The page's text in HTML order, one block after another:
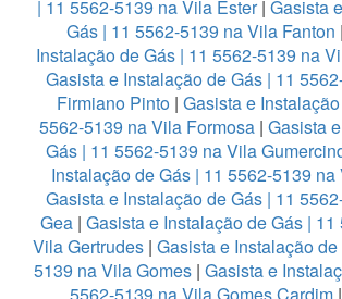
| 11 5562-5139 na Vila Ester| Gasista
Gás | 11 5562-5139 na Vila Fanton |
Instalação de Gás | 11 5562-5139 na
Gasista e Instalação de Gás | 11
Firmiano Pinto| Gasista e
5562-5139 na Vila Formosa | Gasista
Gás | 11 5562-5139 na Vila
Instalação de Gás | 11 5562-5139
Gasista e Instalação de Gás | 11
Gea | Gasista e Instalação de Gás |
Vila Gertrudes | Gasista e Instalação
5139 na Vila Gomes | Gasista e